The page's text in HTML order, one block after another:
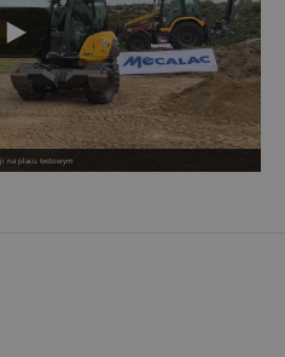
na placu testowym